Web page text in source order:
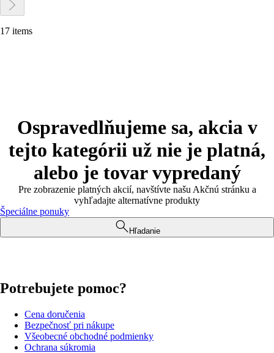
17 items
Ospravedlňujeme sa, akcia v
tejto kategórii už nie je platná,
alebo je tovar vypredaný
Pre zobrazenie platných akcií, navštívte našu Akčnú stránku a
vyhľadajte alternatívne produkty
Špeciálne ponuky
Hľadanie
Potrebujete pomoc?
Cena doručenia
Bezpečnosť pri nákupe
Všeobecné obchodné podmienky
Ochrana súkromia